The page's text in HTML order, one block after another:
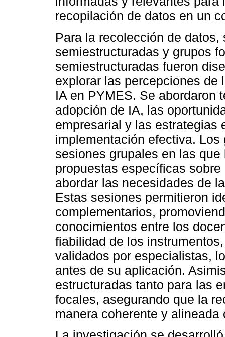
recopilación de datos en un
Para la recolección de
semiestructuradas y grupos
semiestructuradas fueron
explorar las percepciones de
IA en PYMES. Se abordaron
adopción de IA, las
empresarial y las estrategias
implementación efectiva.
sesiones grupales en las
propuestas específicas
abordar las necesidades de
Estas sesiones permitieron
complementarios,
conocimientos entre los
fiabilidad de los
validados por especialistas,
antes de su aplicación.
estructuradas tanto para las
focales, asegurando que la
manera coherente y